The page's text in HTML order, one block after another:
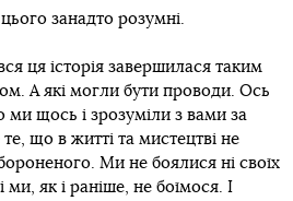
занадто розумні.
ця історія завершилася таким
А які могли бути проводи. Ось
щось і зрозуміли з вами за
те, що в житті та мистецтві не
Ми не боялися ні своїх
ми, як і раніше, не боїмося. І